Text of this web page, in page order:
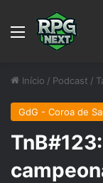
Menu
Início / Podcast /
GdG - Coroa de